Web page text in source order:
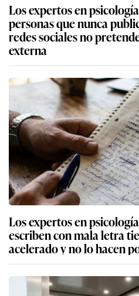
Los expertos en
personas que nunca
redes sociales no
externa
Los expertos en
escriben con mala letra
acelerado y no lo hacen